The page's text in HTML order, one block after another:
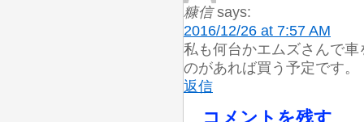
糠信 says:
2016/12/26 at 7:57 AM
私も何台かエムズさんで
のがあれば買う予定です。
返信
コメントを残す